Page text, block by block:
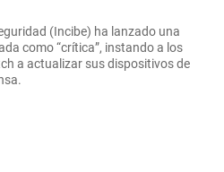
(Incibe) ha lanzado una
como “crítica”, instando a los
a actualizar sus dispositivos de